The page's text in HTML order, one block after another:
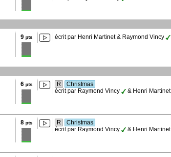
9pts écrit par Henri Martinet & Raymond Vincy
6pts R
Christmas
écrit par Raymond Vincy
& Henri Martinet
8pts R
Christmas
écrit par Raymond Vincy
& Henri Martinet